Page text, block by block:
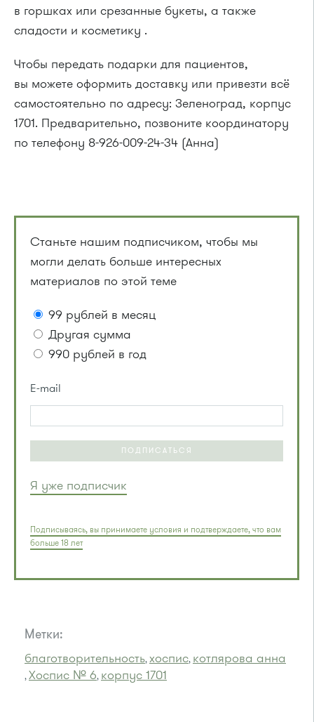
в горшках или срезанные букеты, а также
сладости и косметику .
Чтобы передать подарки для пациентов,
вы можете оформить доставку или привезти всё
самостоятельно по адресу: Зеленоград, корпус
1701. Предварительно, позвоните координатору
по телефону 8-926-009-24-34 (Анна)
Станьте нашим подписчиком, чтобы мы
могли делать больше интересных
материалов по этой теме
99 рублей в месяц
Другая сумма
990 рублей в год
E-mail
ПОДПИСАТЬСЯ
Я уже подписчик
Подписываясь, вы принимаете условия и подтверждаете, что вам
больше 18 лет
Метки:
благотворительность,хоспис, котлярова анна
,Хоспис № 6, корпус 1701